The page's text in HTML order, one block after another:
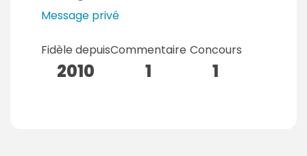
Message privé
Fidèle depuis
2010
Commentaire
1
Concours
1